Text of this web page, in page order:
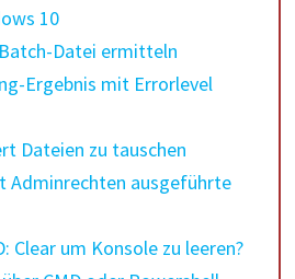
10
Datei ermitteln
Ergebnis mit Errorlevel
Dateien zu tauschen
Adminrechten ausgeführte
Clear um Konsole zu leeren?